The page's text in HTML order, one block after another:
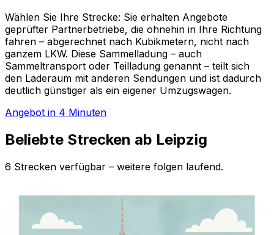
Wählen Sie Ihre Strecke: Sie erhalten Angebote
geprüfter Partnerbetriebe, die ohnehin in Ihre Richtung
fahren – abgerechnet nach Kubikmetern, nicht nach
ganzem LKW. Diese Sammelladung – auch
Sammeltransport oder Teilladung genannt – teilt sich
den Laderaum mit anderen Sendungen und ist dadurch
deutlich günstiger als ein eigener Umzugswagen.
Angebot in 4 Minuten
Beliebte Strecken ab Leipzig
6 Strecken verfügbar – weitere folgen laufend.